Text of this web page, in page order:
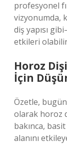
profesyonel
vizyonumda,
diş yapısı
etkileri
Horoz
İçin
Özetle,
olarak horoz
bakınca,
alanını